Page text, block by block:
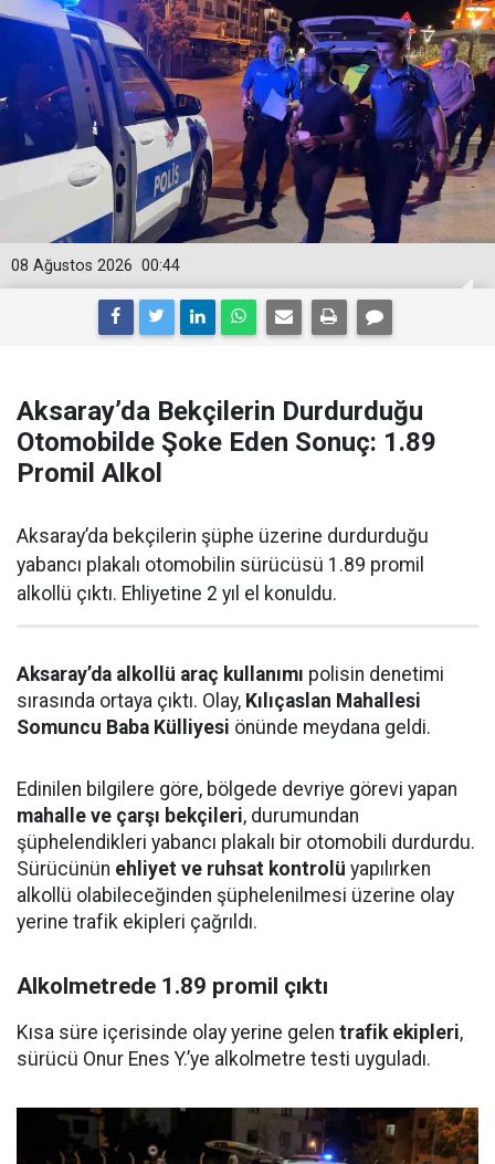
00:44
08 Ağustos 2026
Aksaray’da Bekçilerin Durdurduğu
Otomobilde Şoke Eden Sonuç: 1.89
Promil Alkol
Aksaray’da bekçilerin şüphe üzerine durdurduğu
yabancı plakalı otomobilin sürücüsü 1.89 promil
alkollü çıktı. Ehliyetine 2 yıl el konuldu.
Aksaray’da alkollü araç kullanımı polisin denetimi
sırasında ortaya çıktı. Olay, Kılıçaslan Mahallesi
Somuncu Baba Külliyesi önünde meydana geldi.
Edinilen bilgilere göre, bölgede devriye görevi yapan
mahalle ve çarşı bekçileri, durumundan
şüphelendikleri yabancı plakalı bir otomobili durdurdu.
Sürücünün ehliyet ve ruhsat kontrolü yapılırken
alkollü olabileceğinden şüphelenilmesi üzerine olay
yerine trafik ekipleri çağrıldı.
Alkolmetrede 1.89 promil çıktı
Kısa süre içerisinde olay yerine gelen trafik ekipleri,
sürücü Onur Enes Y.’ye alkolmetre testi uyguladı.